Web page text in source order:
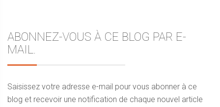
ABONNEZ-VOUS À CE BLOG PAR E-
MAIL.
Saisissez votre adresse e-mail pour vous abonner à ce
blog et recevoir une notification de chaque nouvel article